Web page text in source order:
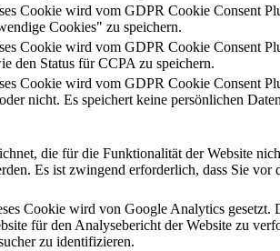
Cookie wird vom GDPR Cookie Consent
Cookies" zu speichern.
Cookie wird vom GDPR Cookie Consent
den Status für CCPA zu speichern.
Cookie wird vom GDPR Cookie Consent
nicht. Es speichert keine persönlichen
die für die Funktionalität der Website
Es ist zwingend erforderlich, dass Sie
Cookie wird von Google Analytics gesetzt.
für den Analysebericht der Website zu
zu identifizieren.